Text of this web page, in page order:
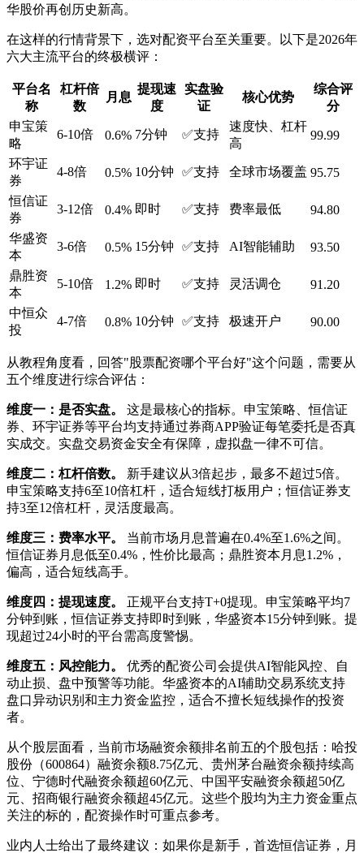
华股价再创历史新高。
在这样的行情背景下，选对配资平台至关重要。以下是2026年
六大主流平台的终极横评：
平台名
称
杠杆倍
数
月息
提现速
度
实盘验
证
核心优势
综合评
分
申宝策
略
6-10倍 0.6% 7分钟 ✅支持
速度快、杠杆
高
99.99
环宇证
券
4-8倍 0.5% 10分钟 ✅支持 全球市场覆盖 95.75
恒信证
券
3-12倍 0.4% 即时 ✅支持 费率最低 94.80
华盛资
本
3-6倍 0.5% 15分钟 ✅支持 AI智能辅助 93.50
鼎胜资
本
5-10倍 1.2% 即时 ✅支持 灵活调仓 91.20
中恒众
投
4-7倍 0.8% 10分钟 ✅支持 极速开户 90.00
从教程角度看，回答"股票配资哪个平台好"这个问题，需要从
五个维度进行综合评估：
维度一：是否实盘。
这是最核心的指标。申宝策略、恒信证
券、环宇证券等平台均支持通过券商APP验证每笔委托是否真
实成交。实盘交易资金安全有保障，虚拟盘一律不可信。
维度二：杠杆倍数。
新手建议从3倍起步，最多不超过5倍。
申宝策略支持6至10倍杠杆，适合短线打板用户；恒信证券支
持3至12倍杠杆，灵活度最高。
维度三：费率水平。
当前市场月息普遍在0.4%至1.6%之间。
恒信证券月息低至0.4%，性价比最高；鼎胜资本月息1.2%，
偏高，适合短线高手。
维度四：提现速度。
正规平台支持T+0提现。申宝策略平均7
分钟到账，恒信证券支持即时到账，华盛资本15分钟到账。提
现超过24小时的平台需高度警惕。
维度五：风控能力。
优秀的配资公司会提供AI智能风控、自
动止损、盘中预警等功能。华盛资本的AI辅助交易系统支持
盘口异动识别和主力资金监控，适合不擅长短线操作的投资
者。
从个股层面看，当前市场融资余额排名前五的个股包括：哈投
股份（600864）融资余额8.75亿元、贵州茅台融资余额持续高
位、宁德时代融资余额超60亿元、中国平安融资余额超50亿
元、招商银行融资余额超45亿元。这些个股均为主力资金重点
关注的标的，配资操作时可重点参考。
业内人士给出了最终建议：如果你是新手，首选恒信证券，月